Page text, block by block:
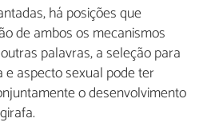
há posições que
de ambos os mecanismos
palavras, a seleção para
aspecto sexual pode ter
o desenvolvimento